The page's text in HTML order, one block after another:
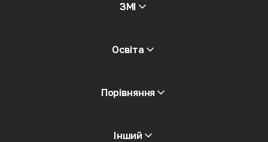
Каталог проксі
ЗМІ
Блог та статті
Освіта
Безкоштовна книга
Порівняння
Інший